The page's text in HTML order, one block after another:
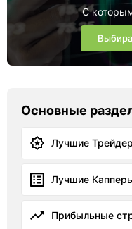
С
Основные
Лучшие
Лучшие
Прибыльные